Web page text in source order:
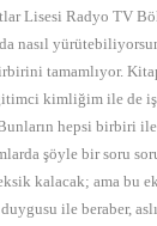
Lisesi Radyo TV
nasıl
tamamlıyor.
kimliğim ile de
hepsi birbiri ile
şöyle bir soru
kalacak; ama bu
ile beraber,